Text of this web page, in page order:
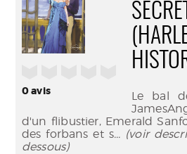
0avis
Le bal
d'un flibustier, Emerald
des forbans et s... (voir
dessous)